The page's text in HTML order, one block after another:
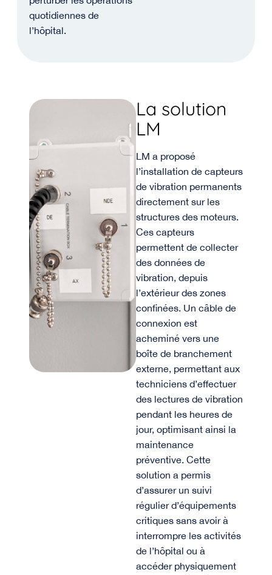
quotidiennes de
l’hôpital.
La solution
LM
LM a proposé
l’installation de capteurs
de vibration permanents
directement sur les
structures des moteurs.
Ces capteurs
permettent de collecter
des données de
vibration, depuis
l’extérieur des zones
confinées. Un câble de
connexion est
acheminé vers une
boîte de branchement
externe, permettant aux
techniciens d’effectuer
des lectures de vibration
pendant les heures de
jour, optimisant ainsi la
maintenance
préventive. Cette
solution a permis
d’assurer un suivi
régulier d’équipements
critiques sans avoir à
interrompre les activités
de l’hôpital ou à
accéder physiquement